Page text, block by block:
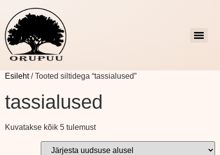
Esileht/ Tooted siltidega “tassialused”
tassialused
Kuvatakse kõik 5 tulemust